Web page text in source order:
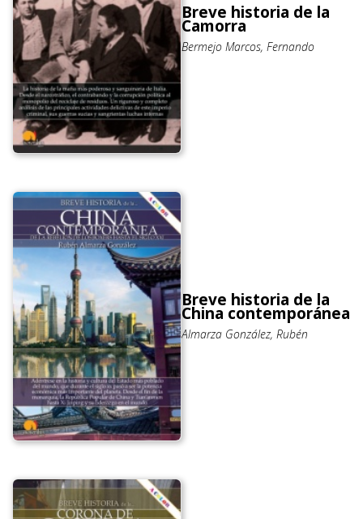
Breve historia de la
Camorra
Bermejo Marcos, Fernando
Breve historia de la
China contemporánea
Almarza González, Rubén